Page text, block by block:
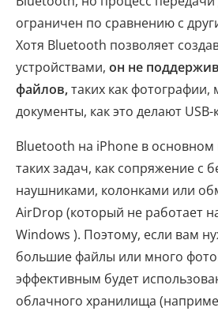
ограничен по сравнению с
Хотя Bluetooth позволяет
устройствами, он не
файлов,таких как фотографии,
документы, как это делают USB-
Bluetooth на iPhone в основном
таких задач, как сопряжение с
наушниками, колонками или
AirDrop (который не работает
Windows ). Поэтому, если вам
большие файлы или много
эффективным будет
облачного хранилища